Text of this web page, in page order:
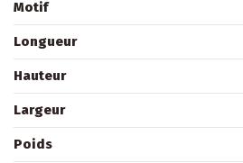
Motif
Longueur
Hauteur
Largeur
Poids